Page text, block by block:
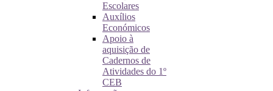
Escolares
Auxílios
Económicos
Apoio à
aquisição de
Cadernos de
Atividades do 1º
CEB